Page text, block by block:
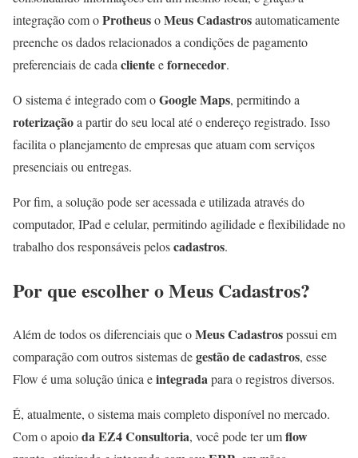
integração com oProtheusoMeus Cadastrosautomaticamente
preenche os dados relacionados a condições de pagamento
preferenciais de cadaclienteefornecedor.
O sistema é integrado com oGoogle Maps, permitindo a
roterizaçãoa partir do seu local até o endereço registrado. Isso
facilita o planejamento de empresas que atuam com serviços
presenciais ou entregas.
Por fim, a solução pode ser acessada e utilizada através do
computador, IPad e celular, permitindo agilidade e flexibilidade no
trabalho dos responsáveis peloscadastros.
Por que escolher o Meus Cadastros?
Além de todos os diferenciais que oMeus Cadastrospossui em
comparação com outros sistemas degestão de cadastros, esse
Flow é uma solução única eintegradapara o registros diversos.
É, atualmente, o sistema mais completo disponível no mercado.
Com o apoioda EZ4 Consultoria, você pode ter umflow